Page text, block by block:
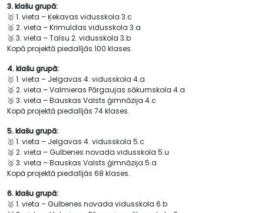
3. klašu grupā:
🥇 1. vieta – Ķekavas vidusskola 3.c
🥈 2. vieta – Krimuldas vidusskola 3.a
🥉 3. vieta – Talsu 2. vidusskola 3.b
Kopā projektā piedalījās 100 klases.
4. klašu grupā:
🥇 1. vieta – Jelgavas 4. vidusskola 4.a
🥈 2. vieta – Valmieras Pārgaujas sākumskola 4.a
🥉 3. vieta – Bauskas Valsts ģimnāzija 4.c
Kopā projektā piedalījās 74 klases.
5. klašu grupā:
🥇 1. vieta – Jelgavas 4. vidusskola 5.c
🥈 2. vieta – Gulbenes novada vidusskola 5.u
🥉 3. vieta – Bauskas Valsts ģimnāzija 5.a
Kopā projektā piedalījās 68 klases.
6. klašu grupā:
🥇 1. vieta – Gulbenes novada vidusskola 6.b